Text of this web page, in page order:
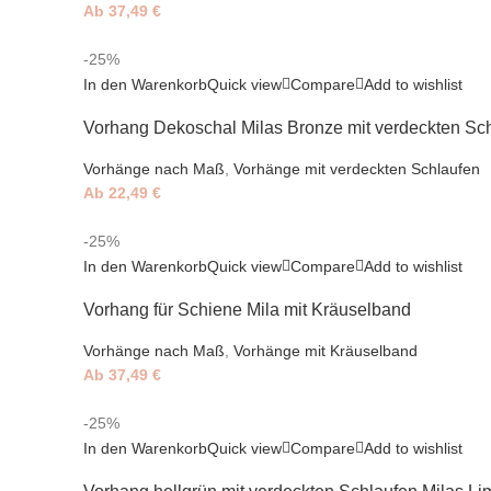
Ab 37,49 €
-25%
In den WarenkorbQuick view Compare Add to wishlist
Vorhang Dekoschal Milas Bronze mit verdeckten
Vorhänge nach Maß Vorhänge mit verdeckten Schlaufen
Ab 22,49 €
-25%
In den WarenkorbQuick view Compare Add to wishlist
Vorhang für Schiene Mila mit Kräuselband
Vorhänge nach Maß Vorhänge mit Kräuselband
Ab 37,49 €
-25%
In den WarenkorbQuick view Compare Add to wishlist